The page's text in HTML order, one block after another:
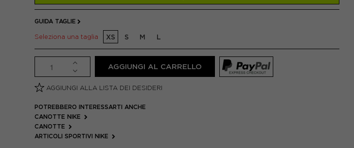
GUIDA TAGLIE
Seleziona una taglia XS S M L
AGGIUNGI AL CARRELLO
AGGIUNGI ALLA LISTA DEI DESIDERI
POTREBBERO INTERESSARTI ANCHE
CANOTTE NIKE
CANOTTE
ARTICOLI SPORTIVI NIKE